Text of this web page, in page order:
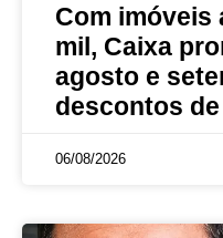
Com imóveis
mil, Caixa
agosto e
descontos de
06/08/2026